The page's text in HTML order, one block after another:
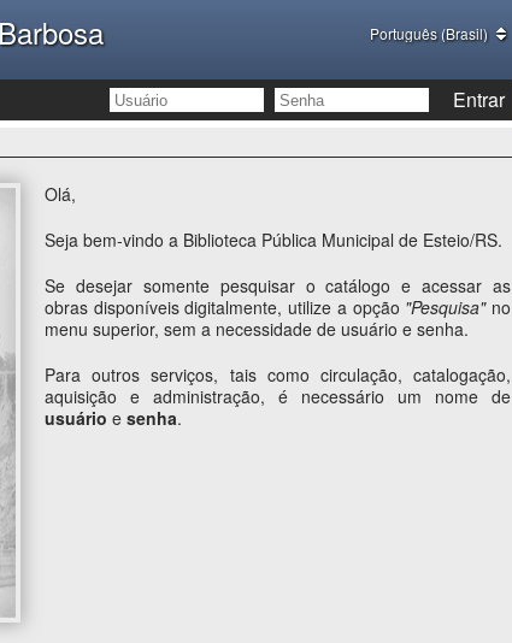
Português (Brasil)
Entrar
Olá,
Seja bem-vindo a Biblioteca Pública Municipal de Esteio/RS.
Se desejar somente pesquisar o catálogo e acessar as
obras disponíveis digitalmente, utilize a opção "Pesquisa"no
menu superior, sem a necessidade de usuário e senha.
Para outros serviços, tais como circulação, catalogação,
aquisição e administração, é necessário um nome de
usuário e senha.